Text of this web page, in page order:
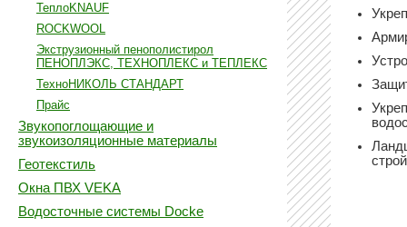
ТеплоKNAUF
ROCKWOOL
Экструзионный пенополистирол
ПЕНОПЛЭКС, ТЕХНОПЛЕКС и ТЕПЛЕКС
ТехноНИКОЛЬ СТАНДАРТ
Прайс
Звукопоглощающие и
звукоизоляционные материалы
Геотекстиль
Окна ПВХ VEKA
Водосточные системы Docke